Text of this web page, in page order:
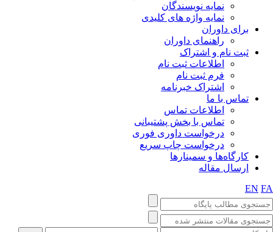
نمایه نویسندگان
نمایه واژه های کلیدی
برای داوران
راهنمای داوران
ثبت نام و اشتراک
اطلاعات ثبت نام
فرم ثبت نام
اشتراک خبرنامه
تماس با ما
اطلاعات تماس
تماس با بخش پشتیبانی
درخواست داوری فوری
درخواست چاپ سریع
کارگاه‌ها و سمینارها
ارسال مقاله
EN